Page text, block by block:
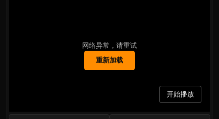
网络异常，请重试
重新加载
开始播放